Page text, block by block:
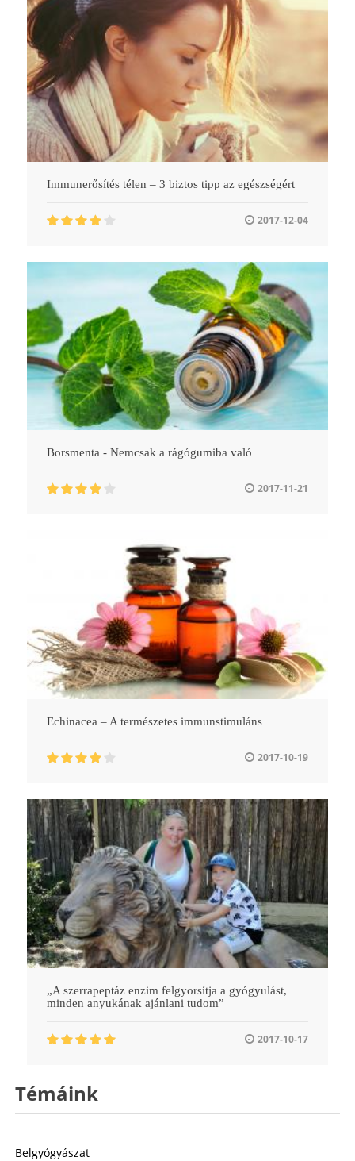
Immunerősítés télen – 3 biztos tipp az egészségért
2017-12-04
Borsmenta - Nemcsak a rágógumiba való
2017-11-21
Echinacea – A természetes immunstimuláns
2017-10-19
„A szerrapeptáz enzim felgyorsítja a gyógyulást,
minden anyukának ajánlani tudom”
2017-10-17
Témáink
Belgyógyászat